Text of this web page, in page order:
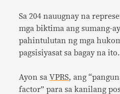
Sa 204 nauugnay na
mga biktima ang sumang-
pahintulutan ng mga
pagsisiyasat sa bagay na ito.
Ayon saVPRS, ang
factor” para sa kanilang